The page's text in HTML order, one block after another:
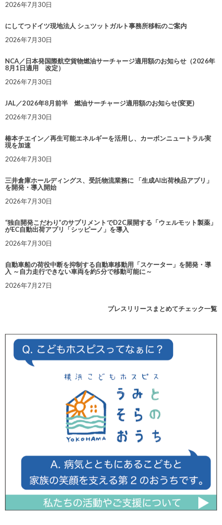
2026年7月30日
にしてつドイツ現地法人 シュツットガルト事務所移転のご案内
2026年7月30日
NCA／日本発国際航空貨物燃油サーチャージ適用額のお知らせ（2026年
8月1日適用 改定）
2026年7月30日
JAL／2026年8月前半 燃油サーチャージ適用額のお知らせ(変更)
2026年7月30日
椿本チエイン／再生可能エネルギーを活用し、カーボンニュートラル実
現を加速
2026年7月30日
三井倉庫ホールディングス、受託物流業務に 「生成AI出荷検品アプリ」
を開発・導入開始
2026年7月30日
“独自開発こだわり”のサプリメントでD2C展開する「ウェルモット製薬」
がEC自動出荷アプリ「シッピーノ」を導入
2026年7月30日
自動車船の荷役中断を抑制する自動車移動用「スケーター」を開発・導
入 ～自力走行できない車両を約5分で移動可能に～
2026年7月27日
プレスリリースまとめてチェック一覧